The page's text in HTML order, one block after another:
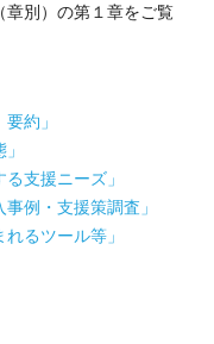
別）の第１章をご覧
約」
支援ニーズ」
例・支援策調査」
るツール等」